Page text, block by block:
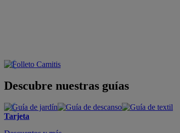
Descubre nuestras guías
Tarjeta